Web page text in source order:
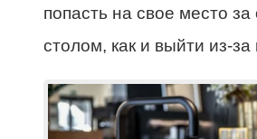
попасть на свое место
столом, как и выйти из-за